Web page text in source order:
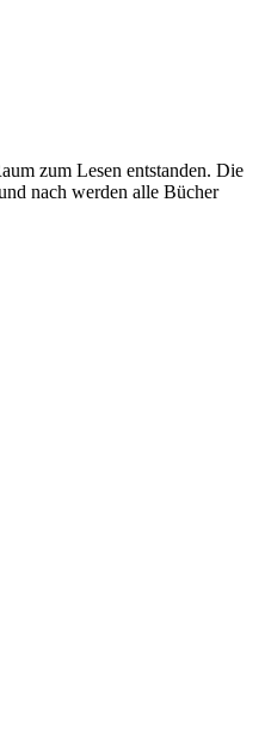
zum Lesen entstanden. Die
nach werden alle Bücher